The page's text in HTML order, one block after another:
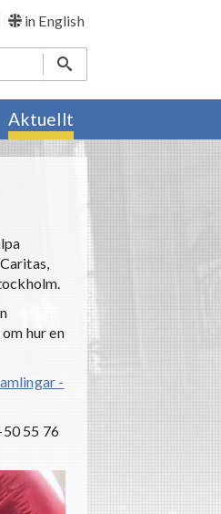
in English
Aktuellt
hur en
-
55 76